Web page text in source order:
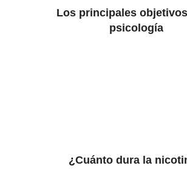
Los principales
psicología
¿Cuánto dura la